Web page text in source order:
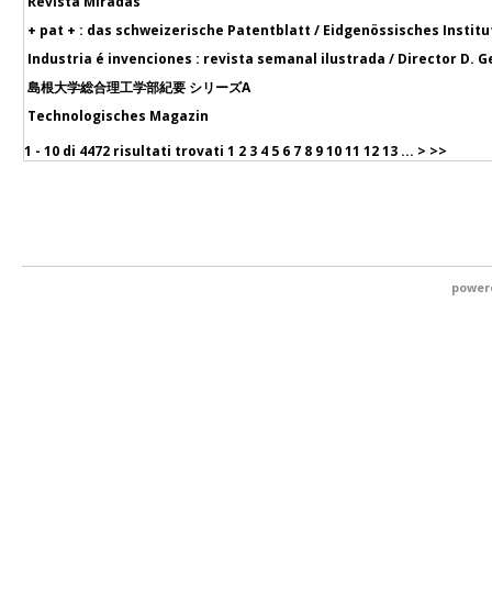
+ pat + : das schweizerische Patentblatt / Eidgenössisches
Industria é invenciones : revista semanal ilustrada / Director D.
島根大学総合理工学部紀要 シリーズA
Technologisches Magazin
1 - 10 di 4472 risultati trovati 1 2 3 4 5 6 7 8 91011 1213 ... > >>